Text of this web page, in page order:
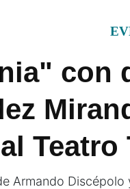
con
al Teatro
Armando